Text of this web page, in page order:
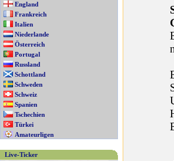
England
Frankreich
Italien
Niederlande
Österreich
Portugal
Russland
Schottland
Schweden
Schweiz
Spanien
Tschechien
Türkei
Amateurligen
Live-Ticker